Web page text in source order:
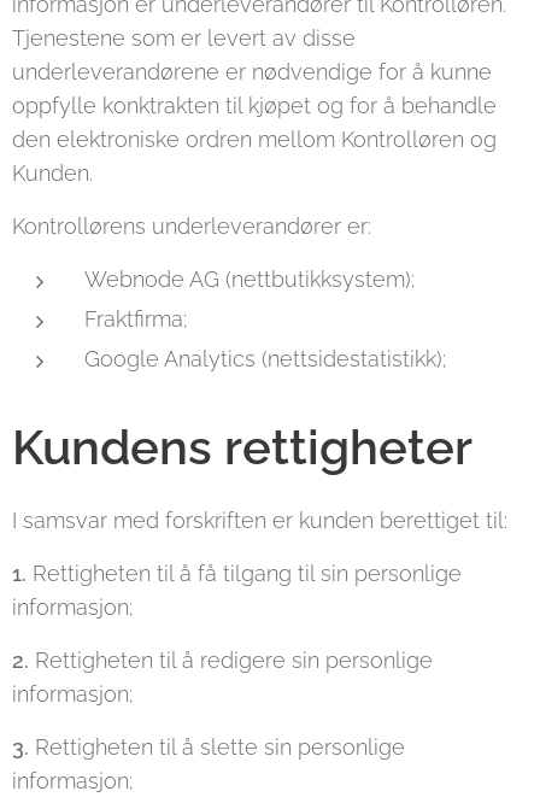
Tjenestene som er levert av disse
underleverandørene er nødvendige for å kunne
oppfylle konktrakten til kjøpet og for å behandle
den elektroniske ordren mellom Kontrolløren og
Kunden.
Kontrollørens underleverandører er:
Webnode AG (nettbutikksystem);
Fraktfirma;
Google Analytics (nettsidestatistikk);
Kundens rettigheter
I samsvar med forskriften er kunden berettiget til:
1. Rettigheten til å få tilgang til sin personlige
informasjon;
2. Rettigheten til å redigere sin personlige
informasjon;
3. Rettigheten til å slette sin personlige
informasjon;